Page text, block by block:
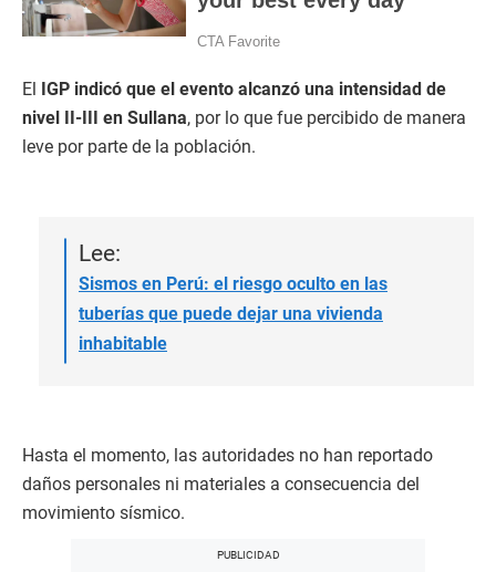
El IGP indicó que el evento alcanzó una intensidad de
nivel II-III en Sullana, por lo que fue percibido de manera
leve por parte de la población.
Lee:
Sismos en Perú: el riesgo oculto en las
tuberías que puede dejar una vivienda
inhabitable
Hasta el momento, las autoridades no han reportado
daños personales ni materiales a consecuencia del
movimiento sísmico.